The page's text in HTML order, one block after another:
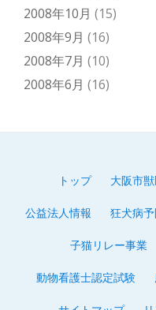
2008年10月 (15)
2008年9月 (16)
2008年7月 (10)
2008年6月 (16)
ニ
トップ 大阪市
公益法人情報 狂犬病
子猫リレー事業
動物看護士認定試験